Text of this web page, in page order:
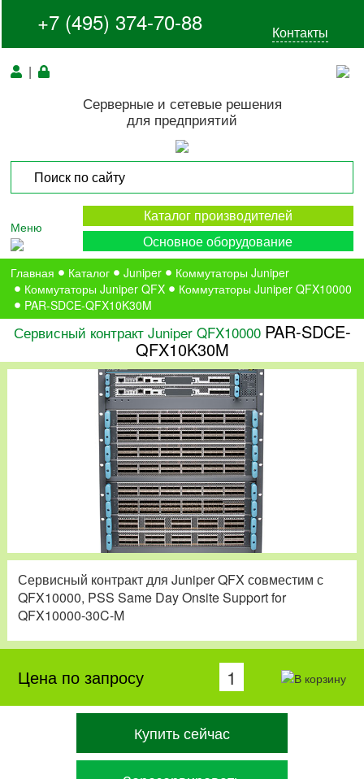
+7 (495) 374-70-88 Контакты
|
Серверные и сетевые решения
для предприятий
Меню
Каталог производителей
Основное оборудование
Главная Каталог Juniper
Коммутаторы Juniper
Коммутаторы Juniper QFX
Коммутаторы Juniper QFX10000
PAR-SDCE-QFX10K30M
Сервисный контракт Juniper QFX10000 PAR-SDCE-
QFX10K30M
Сервисный контракт для Juniper QFX совместим с
QFX10000, PSS Same Day Onsite Support for
QFX10000-30C-M
Цена по запросу
Купить сейчас